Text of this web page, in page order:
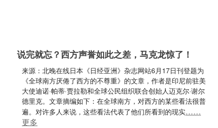
说完就忘？西方声誉如此之差，马克龙惊了！
来源：北晚在线日本《日经亚洲》杂志网站6月17日刊登题为
《全球南方厌倦了西方的不尊重》的文章，作者是印尼前驻美
大使迪诺·帕蒂·贾拉勒和全球公民组织联合创始人迈克尔·谢尔
德里克。文章摘编如下：在全球南方，对西方的某些看法很普
遍。对许多人来说，这些看法代表了他们所看到的现实……
更多